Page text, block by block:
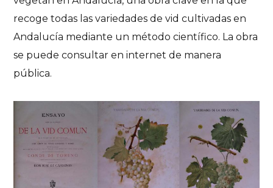
recoge todas las variedades de vid cultivadas en
Andalucía mediante un método científico. La obra
se puede consultar en internet de manera
pública.